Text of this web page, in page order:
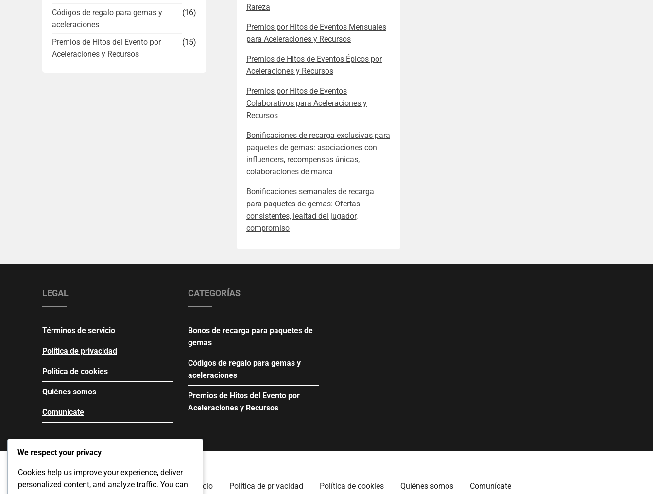
Códigos de regalo para gemas y
aceleraciones
(16)
Premios de Hitos del Evento por
Aceleraciones y Recursos
(15)
Rareza
Premios por Hitos de Eventos Mensuales
para Aceleraciones y Recursos
Premios de Hitos de Eventos Épicos por
Aceleraciones y Recursos
Premios por Hitos de Eventos
Colaborativos para Aceleraciones y
Recursos
Bonificaciones de recarga exclusivas para
paquetes de gemas: asociaciones con
influencers, recompensas únicas,
colaboraciones de marca
Bonificaciones semanales de recarga
para paquetes de gemas: Ofertas
consistentes, lealtad del jugador,
compromiso
LEGAL
Términos de servicio
Política de privacidad
Política de cookies
Quiénes somos
Comunícate
CATEGORÍAS
Bonos de recarga para paquetes de
gemas
Códigos de regalo para gemas y
aceleraciones
Premios de Hitos del Evento por
Aceleraciones y Recursos
Términos de servicio Política de privacidad Política de cookies Quiénes somos Comunícate
We respect your privacy
Cookies help us improve your experience, deliver
personalized content, and analyze traffic. You can